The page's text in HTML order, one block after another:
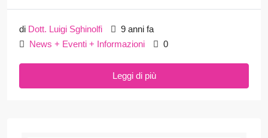
di Dott. Luigi Sghinolfi
9 anni fa
News + Eventi + Informazioni
0
Leggi di più